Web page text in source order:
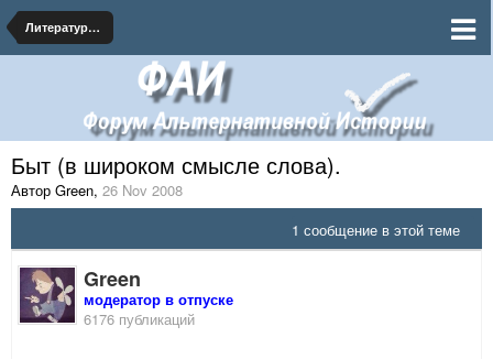
Литература: история, справочники и др.
Быт (в широком смысле слова).
Автор Green, 26 Nov 2008
1 сообщение в этой теме
Green
модератор в отпуске
6176 публикаций